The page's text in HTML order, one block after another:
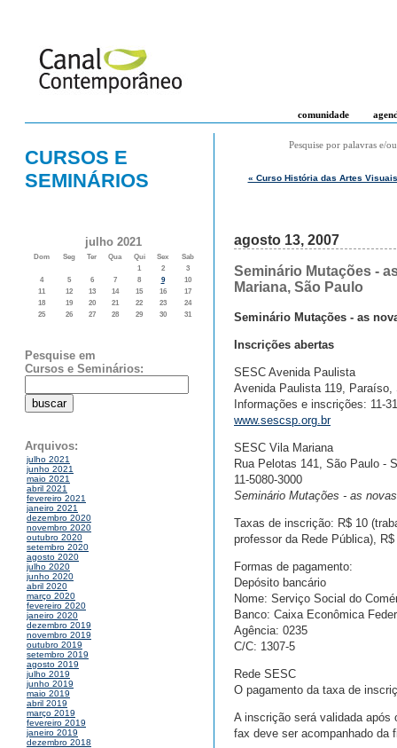
comunidade
CURSOS E
SEMINÁRIOS
julho 2021
Dom Seg Ter Qua Qui Sex
Sab
1
2
3
4
5 6 7 8 9
10
11
12 13 14 15 16
17
18
19 20 21 22 23
24
25
26 27 28 29 30 31
Pesquise em
Cursos e Seminários:
Arquivos:
julho 2021
junho 2021
maio 2021
abril 2021
fevereiro 2021
janeiro 2021
dezembro 2020
novembro 2020
outubro 2020
setembro 2020
agosto 2020
julho 2020
junho 2020
abril 2020
março 2020
fevereiro 2020
janeiro 2020
dezembro 2019
novembro 2019
outubro 2019
setembro 2019
agosto 2019
julho 2019
junho 2019
maio 2019
abril 2019
março 2019
fevereiro 2019
janeiro 2019
dezembro 2018
Pesquise por palavras e/
« Curso História das Artes
agosto 13, 2007
Seminário Mutações -
Mariana, São Paulo
Seminário Mutações - as
Inscrições abertas
SESC Avenida Paulista
Avenida Paulista 119, Paraíso,
Informações e inscrições: 11-
www.sescsp.org.br
SESC Vila Mariana
Rua Pelotas 141, São Paulo -
11-5080-3000
Seminário Mutações - as
Taxas de inscrição: R$ 10
professor da Rede Pública),
Formas de pagamento:
Depósito bancário
Nome: Serviço Social do
Banco: Caixa Econômica
Agência: 0235
C/C: 1307-5
Rede SESC
O pagamento da taxa de
A inscrição será validada após
fax deve ser acompanhado da